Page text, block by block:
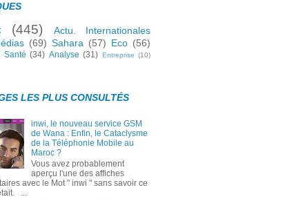
(445)
Actu. Internationales
(69) Sahara (57) Eco (56)
Santé (34) Analyse (31) Entreprise (10)
LES PLUS CONSULTÉS
inwi, le nouveau service GSM
de Wana : Enfin, le Cataclysme
de la Téléphonie Mobile au
Maroc ?
Vous avez probablement
aperçu l'une des affiches
avec le Mot " inwi " sans savoir ce
...